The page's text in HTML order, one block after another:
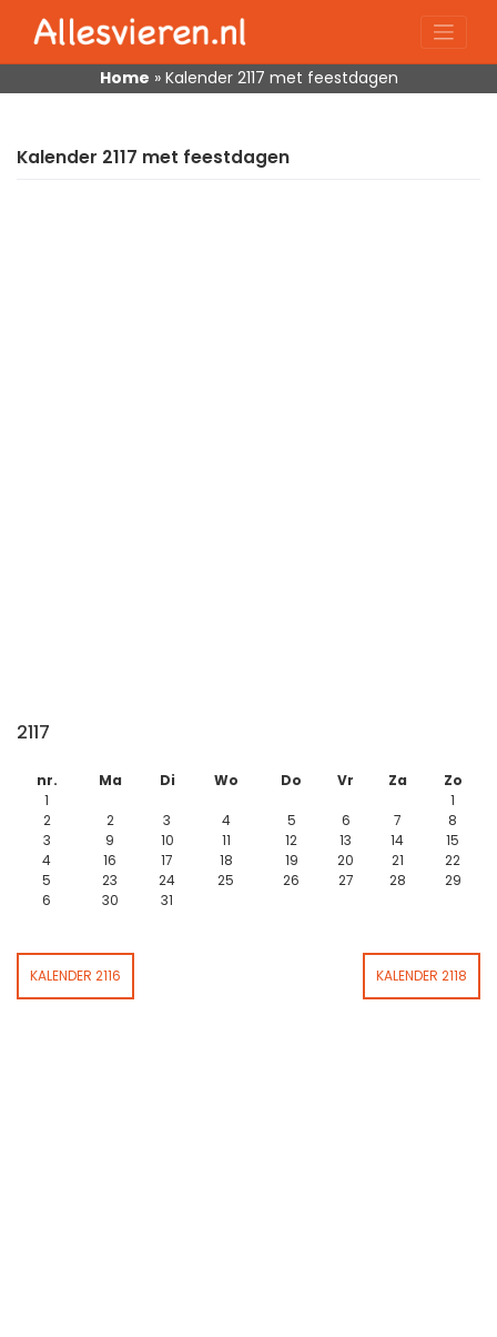
content
Home » Kalender 2117 met feestdagen
Kalender 2117 met feestdagen
2117
nr. Ma Di Wo Do Vr Za
Zo
1
1
2
2 3 4 5 6 7
8
3
9 10 11 12 13 14
15
4
16 17 18 19 20 21
22
5
23 24 25 26 27 28
29
6
30 31
KALENDER 2116 KALENDER 2118